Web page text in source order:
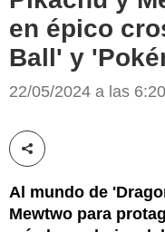
en épico
Ball' y
22/05/2024 a las
Compartir esta noticia
Al mundo de
Mewtwo para